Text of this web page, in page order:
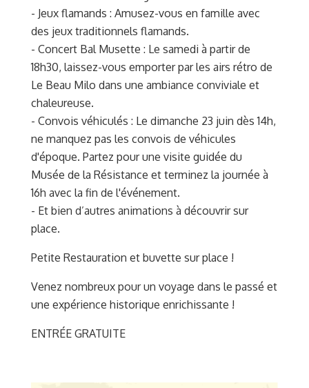
- Jeux flamands : Amusez-vous en famille avec
des jeux traditionnels flamands.
- Concert Bal Musette : Le samedi à partir de
18h30, laissez-vous emporter par les airs rétro de
Le Beau Milo dans une ambiance conviviale et
chaleureuse.
- Convois véhiculés : Le dimanche 23 juin dès 14h,
ne manquez pas les convois de véhicules
d'époque. Partez pour une visite guidée du
Musée de la Résistance et terminez la journée à
16h avec la fin de l'événement.
- Et bien d’autres animations à découvrir sur
place.
Petite Restauration et buvette sur place !
Venez nombreux pour un voyage dans le passé et
une expérience historique enrichissante !
ENTRÉE GRATUITE